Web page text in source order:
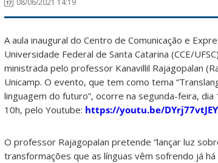
08/06/2021 14:19
A aula inaugural do Centro de Comunicação e
Universidade Federal de Santa Catarina (CCE/
ministrada pelo professor Kanavillil Rajagopalan
Unicamp. O evento, que tem como tema
linguagem do futuro”, ocorre na segunda-feira, dia
10h, pelo Youtube: https://youtu.be/DYrj77vtJEY
O professor Rajagopalan pretende “lançar luz
transformações que as línguas vêm sofrendo já